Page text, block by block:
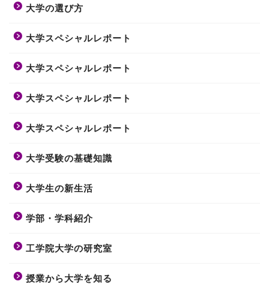
大学の選び方
大学スペシャルレポート
大学スペシャルレポート
大学スペシャルレポート
大学スペシャルレポート
大学受験の基礎知識
大学生の新生活
学部・学科紹介
工学院大学の研究室
授業から大学を知る